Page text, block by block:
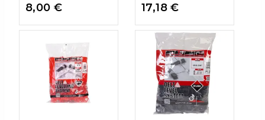
8,00 € 17,18€